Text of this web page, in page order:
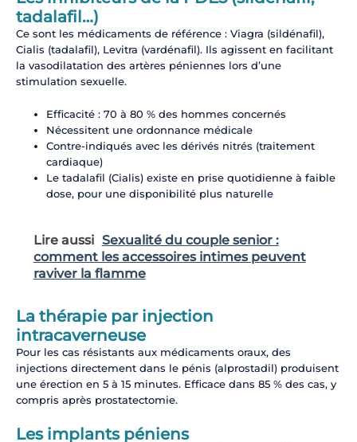
tadalafil…)
Ce sont les médicaments de référence : Viagra (sildénafil),
Cialis (tadalafil), Levitra (vardénafil). Ils agissent en facilitant
la vasodilatation des artères péniennes lors d’une
stimulation sexuelle.
Efficacité : 70 à 80 % des hommes concernés
Nécessitent une ordonnance médicale
Contre-indiqués avec les dérivés nitrés (traitement
cardiaque)
Le tadalafil (Cialis) existe en prise quotidienne à faible
dose, pour une disponibilité plus naturelle
Lire aussi Sexualité du couple senior :
comment les accessoires intimes peuvent
raviver la flamme
La thérapie par injection
intracaverneuse
Pour les cas résistants aux médicaments oraux, des
injections directement dans le pénis (alprostadil) produisent
une érection en 5 à 15 minutes. Efficace dans 85 % des cas, y
compris après prostatectomie.
Les implants péniens